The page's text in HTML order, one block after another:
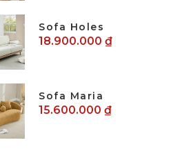
Sofa Holes
18.900.000 ₫
Sofa Maria
15.600.000 ₫